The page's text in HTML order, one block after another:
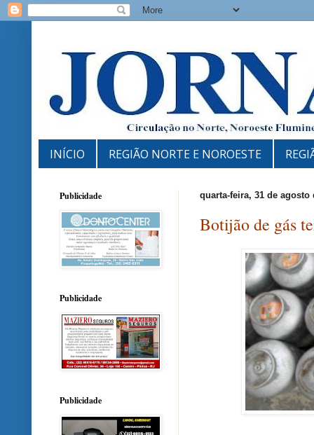
INÍCIO REGIÃO NORTE E NOROESTE
quarta-feira, 31 de agosto
Botijão de gás
Publicidade
Publicidade
Publicidade